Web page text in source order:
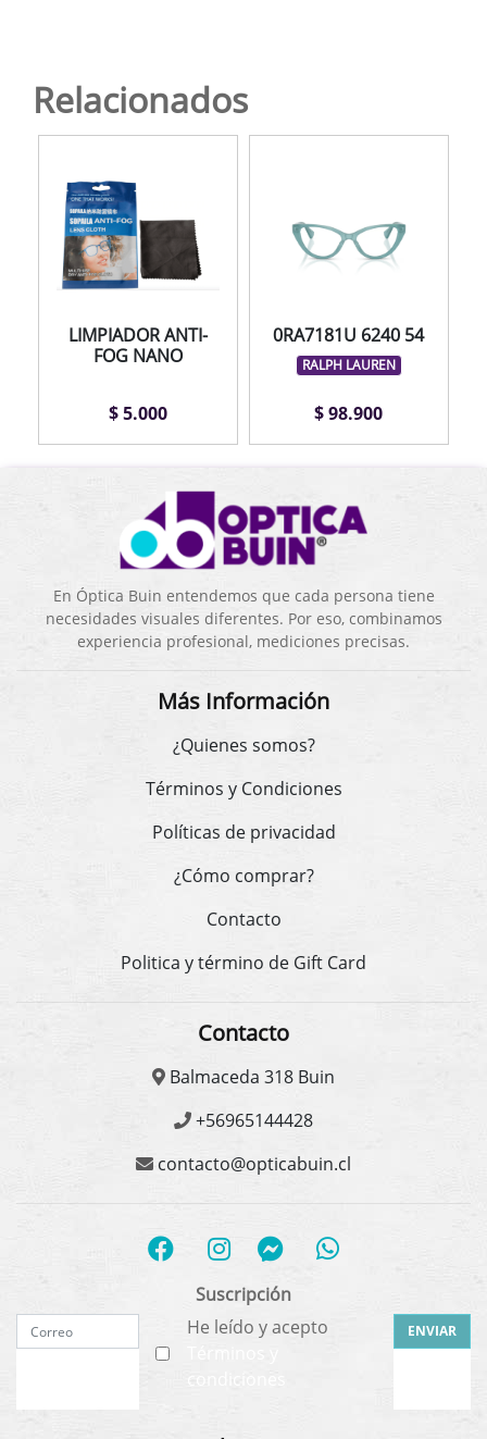
Relacionados
LIMPIADOR ANTI-
FOG NANO
$ 5.000
0RA7181U 6240 54
RALPH LAUREN
$ 98.900
En Óptica Buin entendemos que cada persona tiene
necesidades visuales diferentes. Por eso, combinamos
experiencia profesional, mediciones precisas.
Más Información
¿Quienes somos?
Términos y Condiciones
Políticas de privacidad
¿Cómo comprar?
Contacto
Politica y término de Gift Card
Contacto
Balmaceda 318 Buin
+56965144428
contacto@opticabuin.cl
Suscripción
He leído y acepto
condiciones
ENVIAR